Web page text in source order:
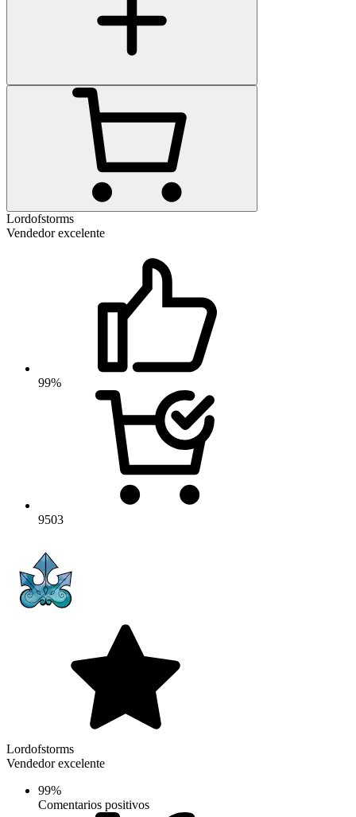
Lordofstorms
Vendedor excelente
99%
9503
Lordofstorms
Vendedor excelente
99%
Comentarios positivos